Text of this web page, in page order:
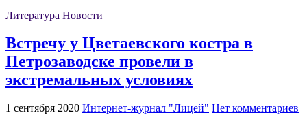
Литература Новости
Встречу у Цветаевского костра в
Петрозаводске провели в
экстремальных условиях
1 сентября 2020 Интернет-журнал "Лицей" Нет комментариев